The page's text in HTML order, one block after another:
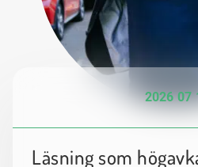
2026 07
Läsning som